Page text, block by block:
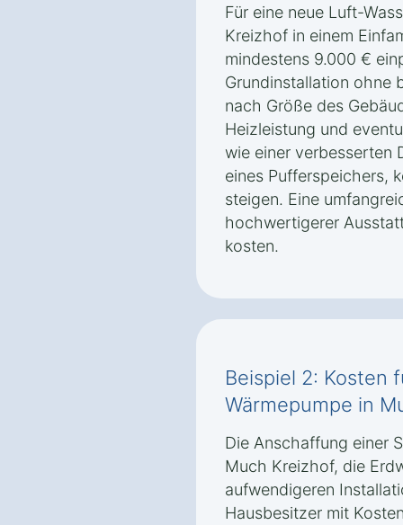
Für eine neue Luft-
Kreizhof in einem
mindestens 9.000 €
Grundinstallation ohne
nach Größe des
Heizleistung und
wie einer verbesserten
eines Pufferspeichers,
steigen. Eine
hochwertigerer
kosten.
Beispiel 2: Kosten
Wärmepumpe in
Die Anschaffung einer
Much Kreizhof, die
aufwendigeren
Hausbesitzer mit